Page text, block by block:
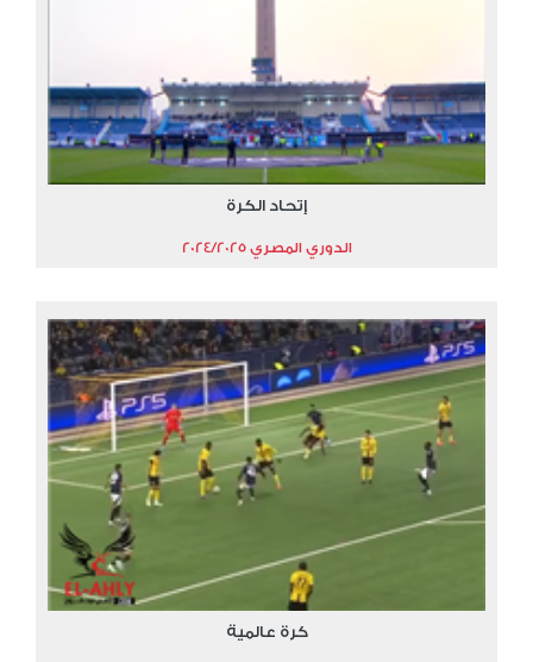
إتحاد الكرة
الدوري المصري 2024/2025
كرة عالمية